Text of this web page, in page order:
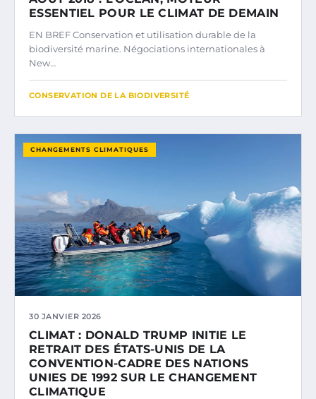
ESSENTIEL POUR LE CLIMAT DE DEMAIN
EN BREF Conservation et utilisation durable de la
biodiversité marine. Négociations internationales à
New…
CONSERVATION DE LA BIODIVERSITÉ
CHANGEMENTS CLIMATIQUES
30 JANVIER 2026
CLIMAT : DONALD TRUMP INITIE LE
RETRAIT DES ÉTATS-UNIS DE LA
CONVENTION-CADRE DES NATIONS
UNIES DE 1992 SUR LE CHANGEMENT
CLIMATIQUE